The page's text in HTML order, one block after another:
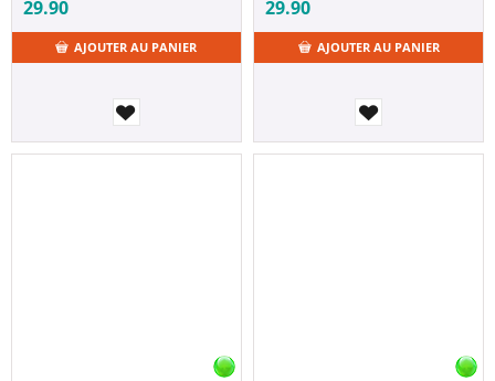
29.90
AJOUTER AU PANIER
29.90
AJOUTER AU PANIER